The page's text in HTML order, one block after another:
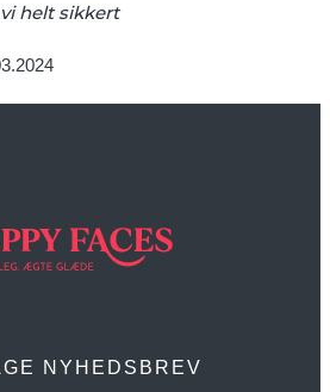
helt sikkert
NYHEDSBREV